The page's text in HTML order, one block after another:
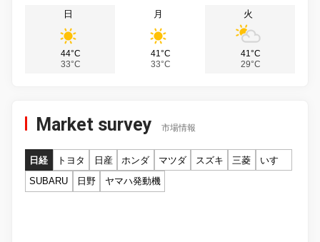
日
44°C
33°C
月
41°C
33°C
火
41°C
29°C
Market survey 市場情報
日経 トヨタ 日産 ホンダ マツダ スズキ 三菱
いすゞ
SUBARU
日野 ヤマハ発動機